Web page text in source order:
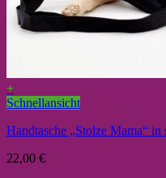
+
Schnellansicht
Handtasche „Stolze Mama“
22,00 €